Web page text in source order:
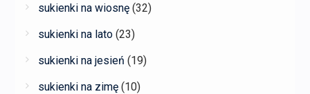
sukienki na wiosnę (32)
sukienki na lato (23)
sukienki na jesień (19)
sukienki na zimę (10)